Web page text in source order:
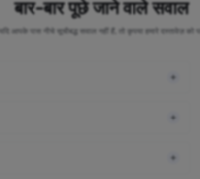
बार-बार पूछे जाने वाले सवाल
यदि आपके पास नीचे सूचीबद्ध सवाल नहीं हैं, तो कृपया हमारे दस्तावेज़ को पढ़ें